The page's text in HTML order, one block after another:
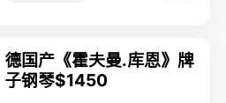
德国产《霍夫曼.库恩》牌
子钢琴$1450